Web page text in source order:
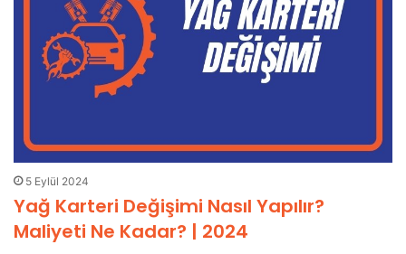
5 Eylül 2024
Yağ Karteri Değişimi Nasıl Yapılır?
Maliyeti Ne Kadar? | 2024